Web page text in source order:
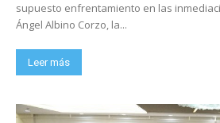
supuesto enfrentamiento en las
Ángel Albino Corzo, la...
Leer más